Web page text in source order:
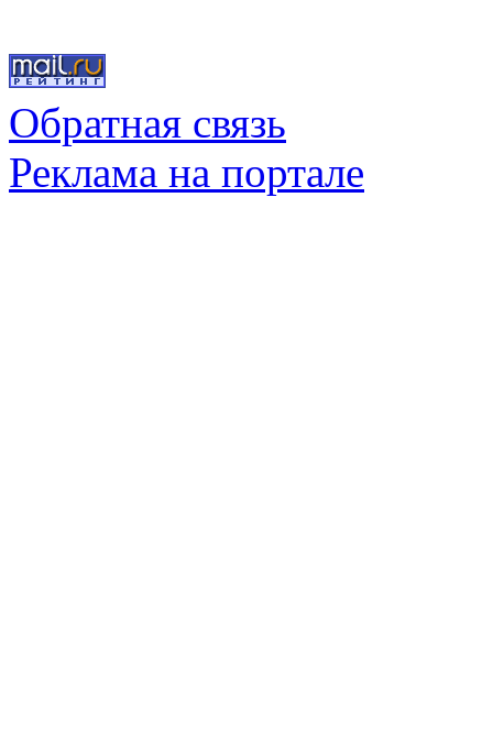
Обратная связь
Реклама на портале